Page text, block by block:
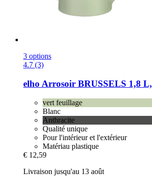
3 options
4.7 (3)
elho Arrosoir BRUSSELS 1,8
vert feuillage
Blanc
Anthracite
Qualité unique
Pour l'intérieur et l'extérieur
Matériau plastique
€ 12,59
Livraison jusqu'au 13 août